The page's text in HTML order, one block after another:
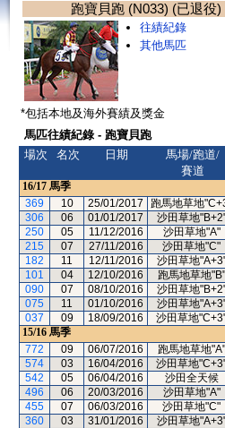
跑寶貝跑 (N033) (已退役)
往績紀錄
其他馬匹
*包括本地及海外賽績及獎金
馬匹往績紀錄 - 跑寶貝跑
場次
名次 日期
馬場/跑道/
賽道
16/17 馬季
369
10 25/01/2017 跑馬地草地
306
06 01/01/2017 沙田草地
250
05 11/12/2016 沙田草地"A"
215
07 27/11/2016 沙田草地"C"
182
11 12/11/2016 沙田草地
101
04 12/10/2016 跑馬地草地"B"
090
07 08/10/2016 沙田草地
075
11 01/10/2016 沙田草地
037
09 18/09/2016 沙田草地
15/16 馬季
772
09 06/07/2016 跑馬地草地"A"
574
03 16/04/2016 沙田草地
542
05 06/04/2016 沙田全天候
496
06 20/03/2016 沙田草地"A"
455
07 06/03/2016 沙田草地"C"
360
03 31/01/2016 沙田草地